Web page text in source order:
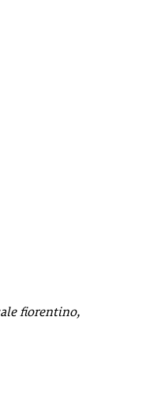
fiorentino,